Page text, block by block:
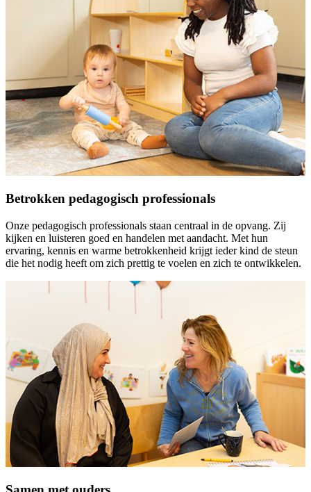
Betrokken pedagogisch professionals
Onze pedagogisch professionals staan centraal in de opvang. Zij
kijken en luisteren goed en handelen met aandacht. Met hun
ervaring, kennis en warme betrokkenheid krijgt ieder kind de steun
die het nodig heeft om zich prettig te voelen en zich te ontwikkelen.